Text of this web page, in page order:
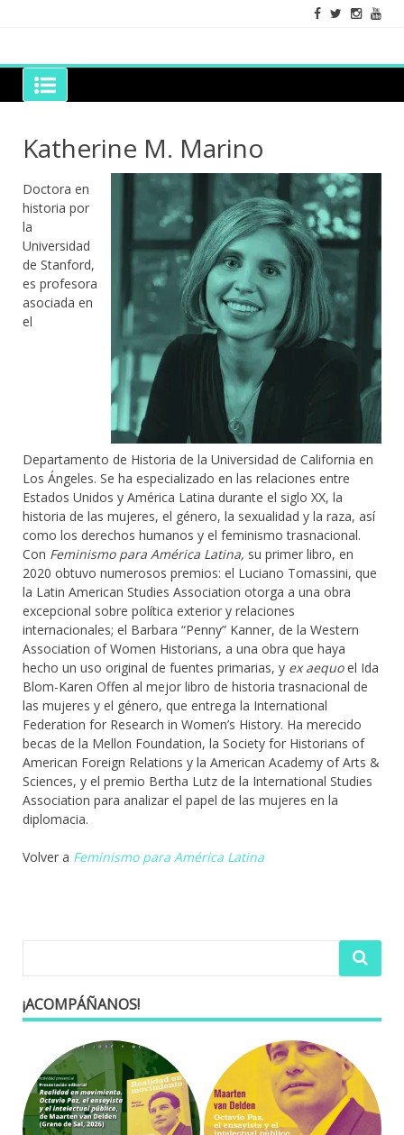
Grano de Sal
Libros para mantener viva la duda razonable
Katherine M. Marino
Doctora en
historia por
la
Universidad
de Stanford,
es profesora
asociada en
el
Departamento de Historia de la Universidad de California en
Los Ángeles. Se ha especializado en las relaciones entre
Estados Unidos y América Latina durante el siglo XX, la
historia de las mujeres, el género, la sexualidad y la raza, así
como los derechos humanos y el feminismo trasnacional.
Con Feminismo para América Latina, su primer libro, en
2020 obtuvo numerosos premios: el Luciano Tomassini, que
la Latin American Studies Association otorga a una obra
excepcional sobre política exterior y relaciones
internacionales; el Barbara “Penny” Kanner, de la Western
Association of Women Historians, a una obra que haya
hecho un uso original de fuentes primarias, y ex aequoel Ida
Blom-Karen Offen al mejor libro de historia trasnacional de
las mujeres y el género, que entrega la International
Federation for Research in Women’s History. Ha merecido
becas de la Mellon Foundation, la Society for Historians of
American Foreign Relations y la American Academy of Arts &
Sciences, y el premio Bertha Lutz de la International Studies
Association para analizar el papel de las mujeres en la
diplomacia.
Volver a Feminismo para América Latina
¡ACOMPÁÑANOS!